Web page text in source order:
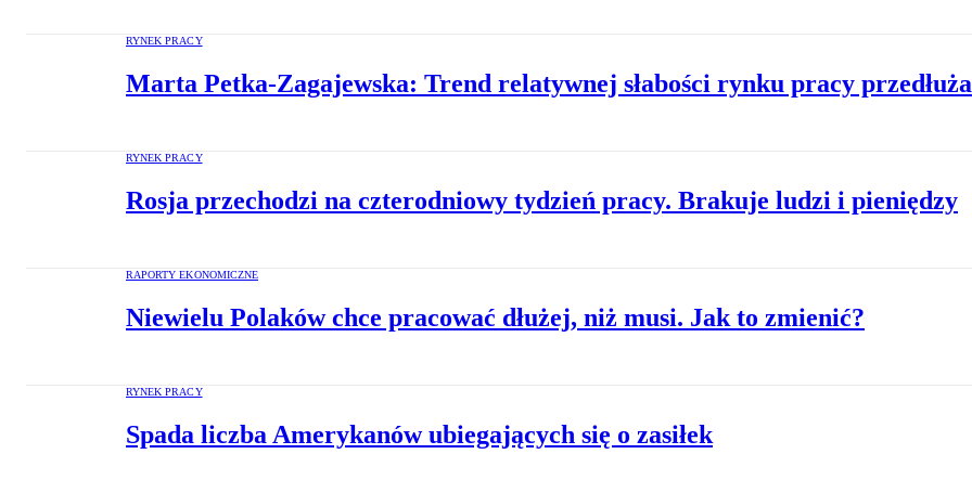
RYNEK PRACY
Marta Petka-Zagajewska: Trend relatywnej słabości rynku pracy
RYNEK PRACY
Rosja przechodzi na czterodniowy tydzień pracy. Brakuje ludzi i pieniędzy
RAPORTY EKONOMICZNE
Niewielu Polaków chce pracować dłużej, niż musi. Jak to zmienić?
RYNEK PRACY
Spada liczba Amerykanów ubiegających się o zasiłek